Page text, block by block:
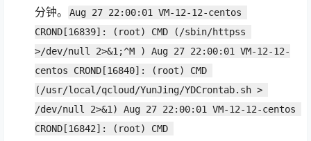
分钟。
Aug 27 22:00:01 VM-12-12-centos
CROND[16839]: (root) CMD (/sbin/httpss
>/dev/null 2>&1;^M ) Aug 27 22:00:01 VM-12-12-
centos CROND[16840]: (root) CMD
(/usr/local/qcloud/YunJing/YDCrontab.sh >
/dev/null 2>&1) Aug 27 22:00:01 VM-12-12-centos
CROND[16842]: (root) CMD